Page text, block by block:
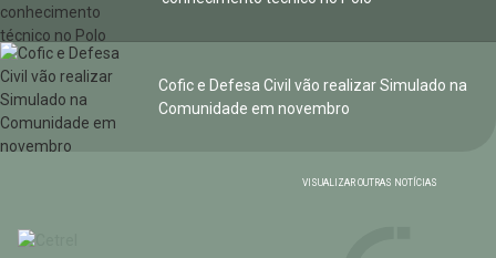
Cofic e Defesa Civil vão realizar Simulado na
Comunidade em novembro
VISUALIZAR OUTRAS NOTÍCIAS